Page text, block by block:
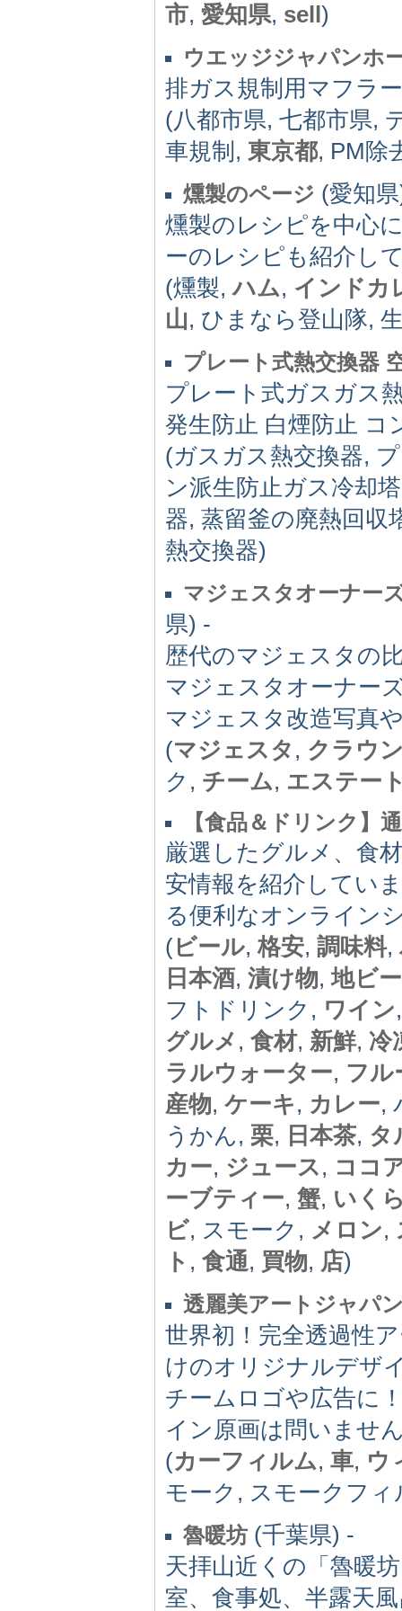
市, 愛知県, sell)
ウエッジジャパンホ
排ガス規制用マフラ
(八都市県, 七都市県,
車規制, 東京都, PM除
燻製のページ (愛知
燻製のレシピを中心
ーのレシピも紹介し
(燻製,ハム, インドカ
山, ひまなら登山隊,
プレート式熱交換器
プレート式ガスガス
発生防止 白煙防止 コ
(ガスガス熱交換器,
ン派生防止ガス冷却
器, 蒸留釜の廃熱回収
熱交換器)
マジェスタオーナー
県) -
歴代のマジェスタの
マジェスタオーナー
マジェスタ改造写真
(マジェスタ , クラウ
ク, チーム, エステー
【食品＆ドリンク】
厳選したグルメ、食
安情報を紹介してい
る便利なオンライン
(ビール,格安, 調味料,
日本酒, 漬け物,地ビ
フトドリンク, ワイン
グルメ , 食材, 新鮮, 冷
ラルウォーター, フル
産物, ケーキ, カレー,
うかん, 栗, 日本茶, タ
カー, ジュース, ココ
ーブティー, 蟹, いく
ビ, スモーク, メロン,
ト , 食通, 買物, 店)
透麗美アートジャパ
世界初！完全透過性
けのオリジナルデザ
チームロゴや広告に
イン原画は問いませ
(カーフィルム, 車, ウ
モーク, スモークフ
魯暖坊 (千葉県) -
天拝山近くの「魯暖
室、食事処、半露天